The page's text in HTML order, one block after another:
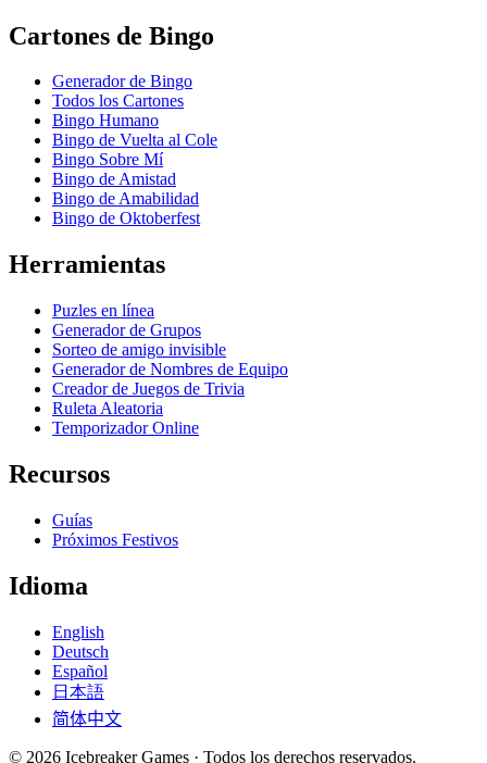
Cartones de Bingo
Generador de Bingo
Todos los Cartones
Bingo Humano
Bingo de Vuelta al Cole
Bingo Sobre Mí
Bingo de Amistad
Bingo de Amabilidad
Bingo de Oktoberfest
Herramientas
Puzles en línea
Generador de Grupos
Sorteo de amigo invisible
Generador de Nombres de Equipo
Creador de Juegos de Trivia
Ruleta Aleatoria
Temporizador Online
Recursos
Guías
Próximos Festivos
Idioma
English
Deutsch
Español
日本語
简体中文
© 2026 Icebreaker Games · Todos los derechos reservados.